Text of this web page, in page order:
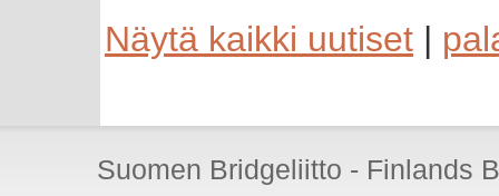
Näytä kaikki uutiset |
Suomen Bridgeliitto - Finlands